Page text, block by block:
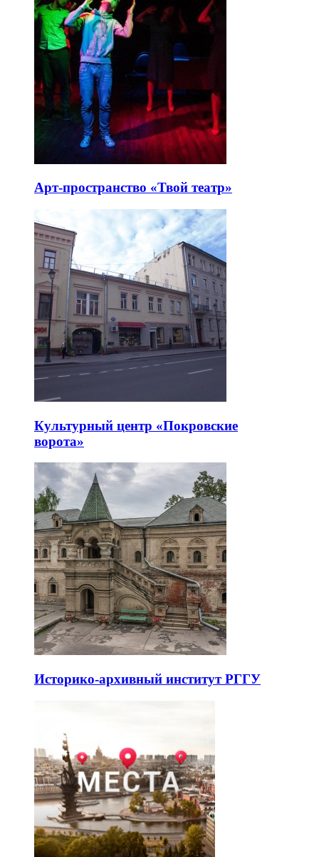
Арт-пространство «Твой театр»
Культурный центр «Покровские
ворота»
Историко-архивный институт РГГУ